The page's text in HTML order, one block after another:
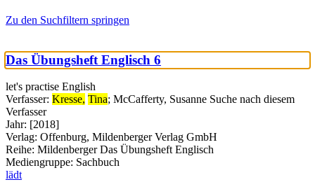
Zu den Suchfiltern springen
Das Übungsheft Englisch 6
let's practise English
Verfasser: Kresse, Tina; McCafferty, Susanne Suche nach diesem
Verfasser
Jahr: [2018]
Verlag: Offenburg, Mildenberger Verlag GmbH
Reihe: Mildenberger Das Übungsheft Englisch
Mediengruppe: Sachbuch
lädt